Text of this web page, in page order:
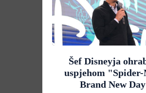
Šef Disneyja
uspjehom
Brand New